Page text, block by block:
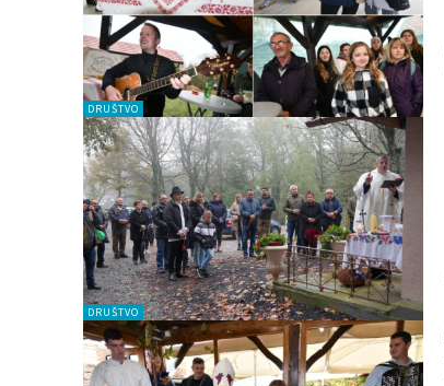
DRUŠTVO
DRUŠTVO